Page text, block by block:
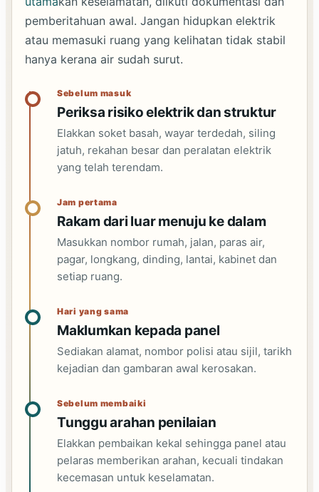
pemberitahuan awal. Jangan hidupkan elektrik
atau memasuki ruang yang kelihatan tidak stabil
hanya kerana air sudah surut.
Sebelum masuk
Periksa risiko elektrik dan struktur
Elakkan soket basah, wayar terdedah, siling
jatuh, rekahan besar dan peralatan elektrik
yang telah terendam.
Jam pertama
Rakam dari luar menuju ke dalam
Masukkan nombor rumah, jalan, paras air,
pagar, longkang, dinding, lantai, kabinet dan
setiap ruang.
Hari yang sama
Maklumkan kepada panel
Sediakan alamat, nombor polisi atau sijil, tarikh
kejadian dan gambaran awal kerosakan.
Sebelum membaiki
Tunggu arahan penilaian
Elakkan pembaikan kekal sehingga panel atau
pelaras memberikan arahan, kecuali tindakan
kecemasan untuk keselamatan.